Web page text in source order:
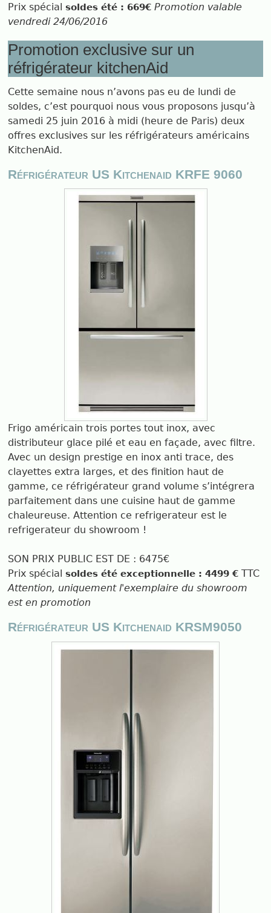
Prix spécialsoldes été : 669€ Promotion valable
vendredi 24/06/2016
Promotion exclusive sur un
réfrigérateur kitchenAid
Cette semaine nous n’avons pas eu de lundi de
soldes, c’est pourquoi nous vous proposons jusqu’à
samedi 25 juin 2016 à midi (heure de Paris) deux
offres exclusives sur les réfrigérateurs américains
KitchenAid.
Réfrigérateur US Kitchenaid KRFE 9060
Frigo américain trois portes tout inox, avec
distributeur glace pilé et eau en façade, avec filtre.
Avec un design prestige en inox anti trace, des
clayettes extra larges, et des finition haut de
gamme, ce réfrigérateur grand volume s’intégrera
parfaitement dans une cuisine haut de gamme
chaleureuse. Attention ce refrigerateur est le
refrigerateur du showroom !
SON PRIX PUBLIC EST DE : 6475€
Prix spécialsoldes été exceptionnelle : 4499 € TTC
Attention, uniquement l'exemplaire du showroom
est en promotion
Réfrigérateur US Kitchenaid KRSM9050